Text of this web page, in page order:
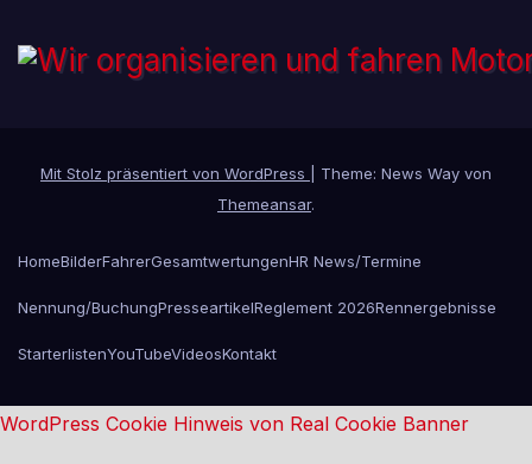
Mit Stolz präsentiert von WordPress
Theme: News Way von
Themeansar.
HomeBilderFahrerGesamtwertungenHR News/Termine
Nennung/BuchungPresseartikelReglement 2026Rennergebnisse
StarterlistenYouTubeVideosKontakt
WordPress Cookie Hinweis von Real Cookie Banner